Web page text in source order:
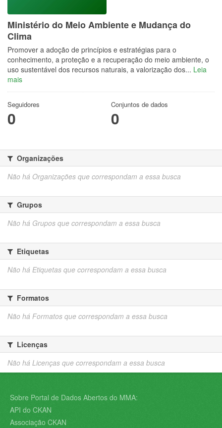
Ministério do Meio Ambiente e Mudança do
Clima
Promover a adoção de princípios e estratégias para o
conhecimento, a proteção e a recuperação do meio ambiente, o
uso sustentável dos recursos naturais, a valorização dos... Leia
mais
Seguidores
0
Conjuntos de dados
0
Organizações
Não há Organizações que correspondam a essa busca
Grupos
Não há Grupos que correspondam a essa busca
Etiquetas
Não há Etiquetas que correspondam a essa busca
Formatos
Não há Formatos que correspondam a essa busca
Licenças
Não há Licenças que correspondam a essa busca
Sobre Portal de Dados Abertos do MMA:
API do CKAN
Associação CKAN